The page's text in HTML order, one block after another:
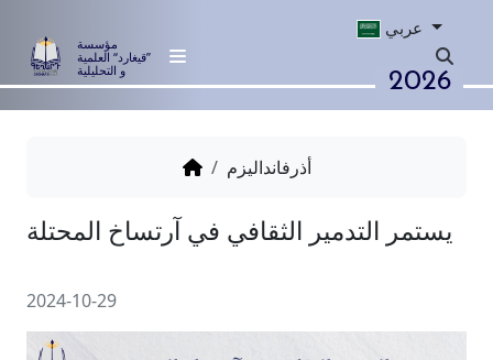
مؤسسة
”قيغارد“ العلمية
و التحليلية
عربي
2026
أذرفانداليزم
الثقافي في آرتساخ المحتلة
2024-10-29